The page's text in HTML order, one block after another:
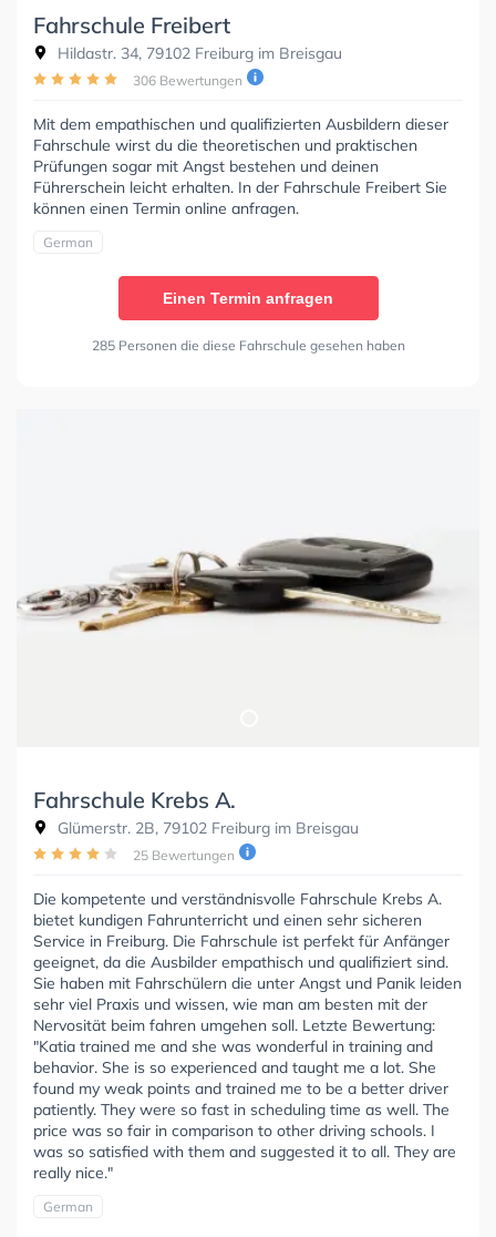
Fahrschule Freibert
Hildastr. 34, 79102 Freiburg im Breisgau
306 Bewertungen
Mit dem empathischen und qualifizierten Ausbildern dieser
Fahrschule wirst du die theoretischen und praktischen
Prüfungen sogar mit Angst bestehen und deinen
Führerschein leicht erhalten. In der Fahrschule Freibert Sie
können einen Termin online anfragen.
German
Einen Termin anfragen
285 Personen die diese Fahrschule gesehen haben
Fahrschule Krebs A.
Glümerstr. 2B, 79102 Freiburg im Breisgau
25 Bewertungen
Die kompetente und verständnisvolle Fahrschule Krebs A.
bietet kundigen Fahrunterricht und einen sehr sicheren
Service in Freiburg. Die Fahrschule ist perfekt für Anfänger
geeignet, da die Ausbilder empathisch und qualifiziert sind.
Sie haben mit Fahrschülern die unter Angst und Panik leiden
sehr viel Praxis und wissen, wie man am besten mit der
Nervosität beim fahren umgehen soll. Letzte Bewertung:
"Katia trained me and she was wonderful in training and
behavior. She is so experienced and taught me a lot. She
found my weak points and trained me to be a better driver
patiently. They were so fast in scheduling time as well. The
price was so fair in comparison to other driving schools. I
was so satisfied with them and suggested it to all. They are
really nice."
German